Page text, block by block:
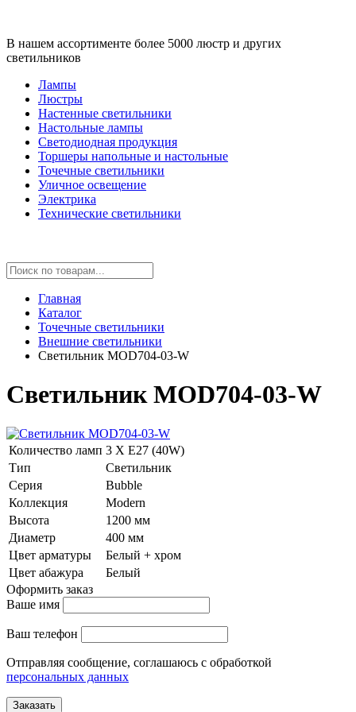
В нашем ассортименте более 5000 люстр и других
светильников
Лампы
Люстры
Настенные светильники
Настольные лампы
Светодиодная продукция
Торшеры напольные и настольные
Точечные светильники
Уличное освещение
Электрика
Технические светильники
Главная
Каталог
Точечные светильники
Внешние светильники
Светильник MOD704-03-W
Светильник MOD704-03-W
Количество ламп 3 Х E27 (40W)
Тип
Светильник
Серия
Bubble
Коллекция
Modern
Высота
1200 мм
Диаметр
400 мм
Цвет арматуры
Белый + хром
Цвет абажура
Белый
Оформить заказ
Ваше имя
Ваш телефон
Отправляя сообщение, соглашаюсь с обработкой
персональных данных
Заказать